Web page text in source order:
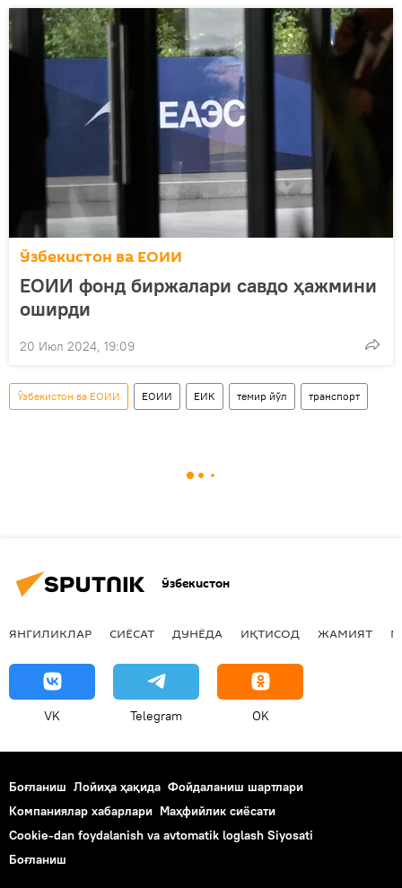
Ўзбекистон ва ЕОИИ
ЕОИИ фонд биржалари савдо ҳажмини
оширди
20 Июл 2024, 19:09
Ўзбекистон ва ЕОИИ ЕОИИ ЕИК темир йўл транспорт
Ўзбекистон
ЯНГИЛИКЛАР СИЁСАТ ДУНЁДА ИҚТИСОД ЖАМИЯТ
VK Telegram OK
Боғланиш Лойиҳа ҳақида Фойдаланиш шартлари
Компаниялар хабарлари Маҳфийлик сиёсати
Cookie-dan foydalanish va avtomatik loglash Siyosati
Боғланиш